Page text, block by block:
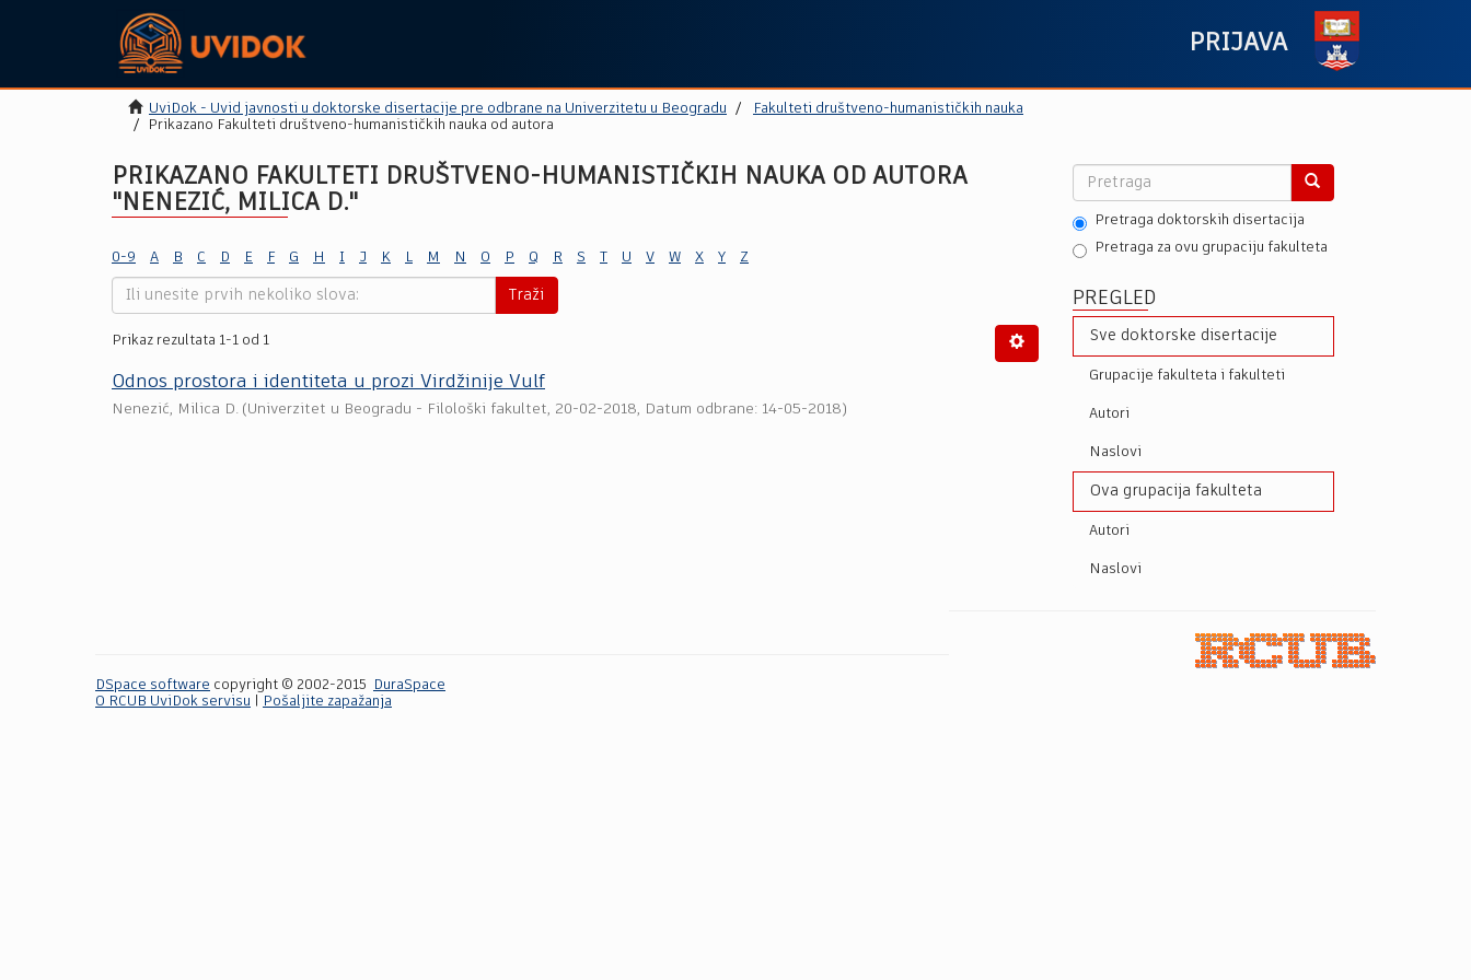
PRIJAVA
UviDok - Uvid javnosti u doktorske disertacije pre odbrane na Univerzitetu u Beogradu
Fakulteti društveno-humanističkih nauka
Prikazano Fakulteti društveno-humanističkih nauka od autora
PRIKAZANO FAKULTETI DRUŠTVENO-HUMANISTIČKIH NAUKA OD AUTORA
"NENEZIĆ, MILICA D."
0-9 A B C D E F G H I J K L M N O P Q R S T U V W X Y Z
Traži
Prikaz rezultata 1-1 od 1
Odnos prostora i identiteta u prozi Virdžinije Vulf
Nenezić, Milica D. (Univerzitet u Beogradu - Filološki fakultet, 20-02-2018, Datum odbrane: 14-05-2018)
Pretraga doktorskih disertacija
Pretraga za ovu grupaciju fakulteta
PREGLED
Sve doktorske disertacije
Grupacije fakulteta i fakulteti
Autori
Naslovi
Ova grupacija fakulteta
Autori
Naslovi
DSpace software copyright © 2002-2015
DuraSpace
O RCUB UviDok servisu
Pošaljite zapažanja